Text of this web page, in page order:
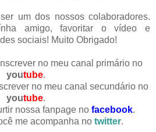
um dos nossos colaboradores.
amigo, favoritar o vídeo e
sociais! Muito Obrigado!
no meu canal primário no
youtube.
no meu canal secundário no
youtube.
nossa fanpage no facebook.
me acompanha no twitter.